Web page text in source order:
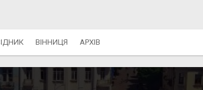
ВІННИЦЯ АРХІВ